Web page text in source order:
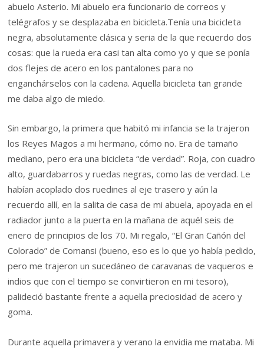
abuelo Asterio. Mi abuelo era funcionario de correos y
telégrafos y se desplazaba en bicicleta.Tenía una bicicleta
negra, absolutamente clásica y seria de la que recuerdo dos
cosas: que la rueda era casi tan alta como yo y que se ponía
dos flejes de acero en los pantalones para no
enganchárselos con la cadena. Aquella bicicleta tan grande
me daba algo de miedo.
Sin embargo, la primera que habitó mi infancia se la trajeron
los Reyes Magos a mi hermano, cómo no. Era de tamaño
mediano, pero era una bicicleta “de verdad”. Roja, con cuadro
alto, guardabarros y ruedas negras, como las de verdad. Le
habían acoplado dos ruedines al eje trasero y aún la
recuerdo allí, en la salita de casa de mi abuela, apoyada en el
radiador junto a la puerta en la mañana de aquél seis de
enero de principios de los 70. Mi regalo, “El Gran Cañón del
Colorado” de Comansi (bueno, eso es lo que yo había pedido,
pero me trajeron un sucedáneo de caravanas de vaqueros e
indios que con el tiempo se convirtieron en mi tesoro),
palideció bastante frente a aquella preciosidad de acero y
goma.
Durante aquella primavera y verano la envidia me mataba. Mi